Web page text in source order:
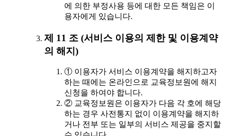
에 의한 부정사용 등에 대한 모든 책임은 이
용자에게 있습니다.
제 11 조 (서비스 이용의 제한 및 이용계약
의 해지)
① 이용자가 서비스 이용계약을 해지하고자
하는 때에는 온라인으로 교육정보원에 해지
신청을 하여야 합니다.
② 교육정보원은 이용자가 다음 각 호에 해당
하는 경우 사전통지 없이 이용계약을 해지하
거나 전부 또는 일부의 서비스 제공을 중지할